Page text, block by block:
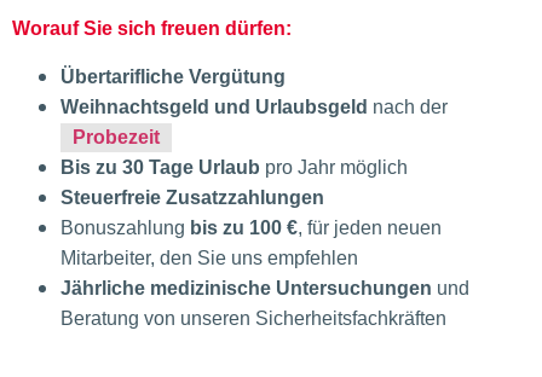
Worauf Sie sich freuen dürfen:
Übertarifliche Vergütung
Weihnachtsgeld und Urlaubsgeld nach der
Probezeit
Bis zu 30 Tage Urlaub pro Jahr möglich
Steuerfreie Zusatzzahlungen
Bonuszahlung bis zu 100 €, für jeden neuen
Mitarbeiter, den Sie uns empfehlen
Jährliche medizinische Untersuchungen und
Beratung von unseren Sicherheitsfachkräften